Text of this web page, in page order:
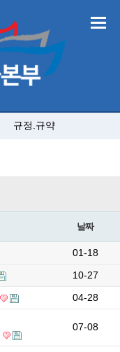
규정.규약
날짜
01-18
10-27
04-28
07-08